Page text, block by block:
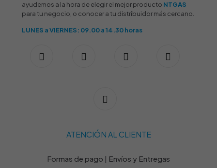
ayudemos a la hora de elegir el mejor producto NTGAS
para tu negocio, o conocer a tu distribuidor más cercano.
LUNES a VIERNES: 09.00 a 14.30 horas
ATENCIÓN AL CLIENTE
Formas de pago | Envíos y Entregas